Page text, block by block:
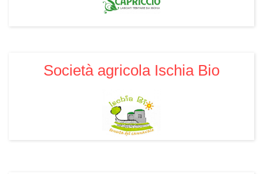
Società agricola Ischia Bio